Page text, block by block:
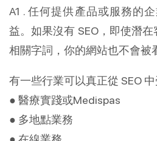
A1 . 任何提供產品或服務的
益。如果沒有 SEO，即使潛
相關字詞，你的網站也不會被
有一些行業可以真正從 SEO 中
● 醫療實踐或Medispas
● 多地點業務